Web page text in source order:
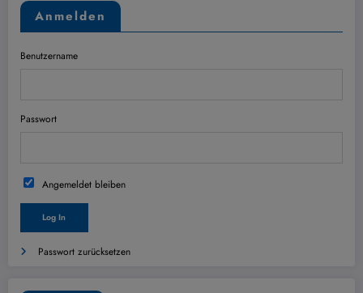
Anmelden
Benutzername
Passwort
Angemeldet bleiben
Passwort zurücksetzen